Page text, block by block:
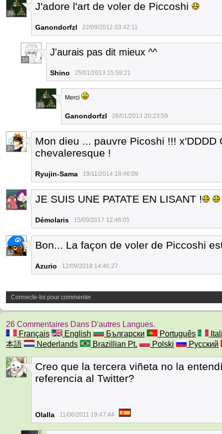
39
J'adore l'art de voler de Piccoshi
Ganondorfzl 22/09/2012 03:42:11
16
J'aurais pas dit mieux ^^
Shino 25/01/2013 15:59:21
39
Merci
Ganondorfzl 26/01/2013 20:23:59
26
Mon dieu ... pauvre Picoshi !!! x'DDDD
chevaleresque !
Ryujin-Sama 19/11/2014 18:46:09
4
JE SUIS UNE PATATE EN LISANT !
Démolaris 15/09/2017 12:46:05
13
Bon... La façon de voler de Piccoshi
Azurio 12/09/2018 14:46:27
Connecte-toi pour commenter
26 Commentaires Dans D'autres Langues.
Français
English Български Português
本語
Nederlands Brazillian Pt. Polski Русский
4
Creo que la tercera viñeta no la
referencia al Twitter?
Olalla 11/06/2011 19:47:44